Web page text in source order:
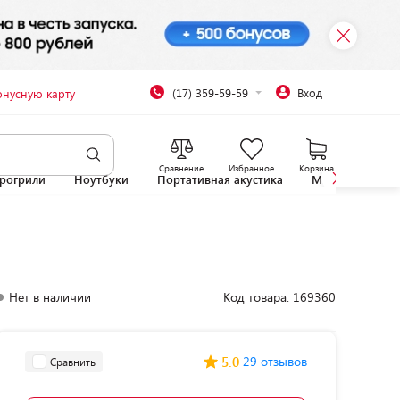
карту (17) 359-59-59 Вход
Сравнение Избранное Корзина
Ноутбуки Портативная акустика
Нет в наличии Код товара: 169360
Сравнить 5.0 29 отзывов